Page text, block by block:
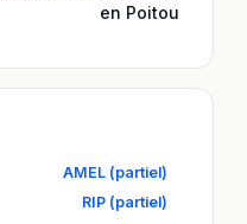
en Poitou
AMEL (partiel)
RIP (partiel)